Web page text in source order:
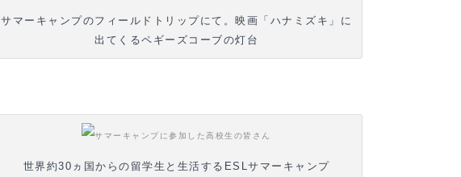
サマーキャンプのフィールドトリップにて。映画「ハナミズキ」に
出てくるペギーズコーブの灯台
世界約30ヵ国からの留学生と生活するESLサマーキャンプ